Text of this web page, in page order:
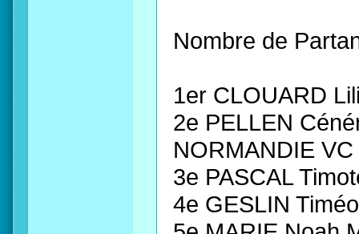
Nombre de
1er CLOUARD
2e PELLEN
NORMANDIE VC
3e PASCAL
4e GESLIN